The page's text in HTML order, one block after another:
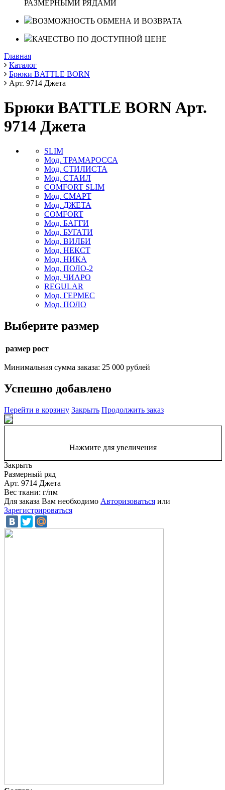
РАЗМЕРНЫМИ РЯДАМИ
ВОЗМОЖНОСТЬ ОБМЕНА И ВОЗВРАТА
КАЧЕСТВО ПО ДОСТУПНОЙ ЦЕНЕ
Главная
Каталог
Брюки BATTLE BORN
Арт. 9714 Джета
Брюки BATTLE BORN Арт.
9714 Джета
SLIM
Мод. ТРАМАРОССА
Мод. СТИЛИСТА
Мод. СТАИЛ
COMFORT SLIM
Мод. СМАРТ
Мод. ДЖЕТА
COMFORT
Мод. БАГГИ
Мод. БУГАТИ
Мод. ВИЛБИ
Мод. НЕКСТ
Мод. НИКА
Мод. ПОЛО-2
Мод. ЧИАРО
REGULAR
Мод. ГЕРМЕС
Мод. ПОЛО
Выберите размер
размер рост
Минимальная сумма заказа: 25 000 рублей
Успешно добавлено
Перейти в корзину Закрыть Продолжить заказ
Нажмите для увеличения
Закрыть
Размерный ряд
Арт. 9714 Джета
Вес ткани: г/пм
Для заказа Вам необходимо Авторизоваться или
Зарегистрироваться